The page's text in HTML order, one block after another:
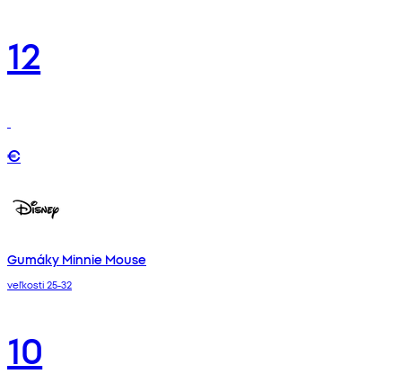
12
€
Gumáky Minnie Mouse
veľkosti 25-32
10